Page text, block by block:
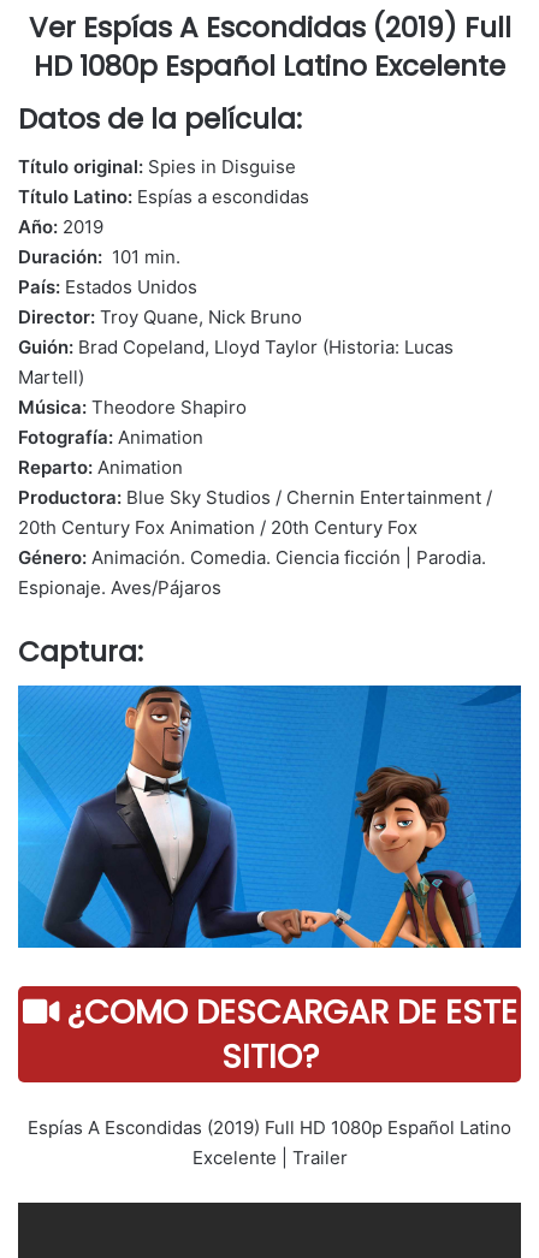
Ver Espías A Escondidas (2019) Full
HD 1080p Español Latino Excelente
Datos de la película:
Título original: Spies in Disguise
Título Latino: Espías a escondidas
Año: 2019
Duración: 101 min.
País: Estados Unidos
Director: Troy Quane, Nick Bruno
Guión: Brad Copeland, Lloyd Taylor (Historia: Lucas
Martell)
Música: Theodore Shapiro
Fotografía: Animation
Reparto: Animation
Productora: Blue Sky Studios / Chernin Entertainment /
20th Century Fox Animation / 20th Century Fox
Género: Animación. Comedia. Ciencia ficción | Parodia.
Espionaje. Aves/Pájaros
Captura:
¿COMO DESCARGAR DE ESTE
SITIO?
Espías A Escondidas (2019) Full HD 1080p Español Latino
Excelente | Trailer